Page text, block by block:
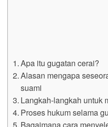
Apa itu gugatan cerai?
Alasan mengapa
suami
Langkah-langkah untuk
Proses hukum selama
Bagaimana cara